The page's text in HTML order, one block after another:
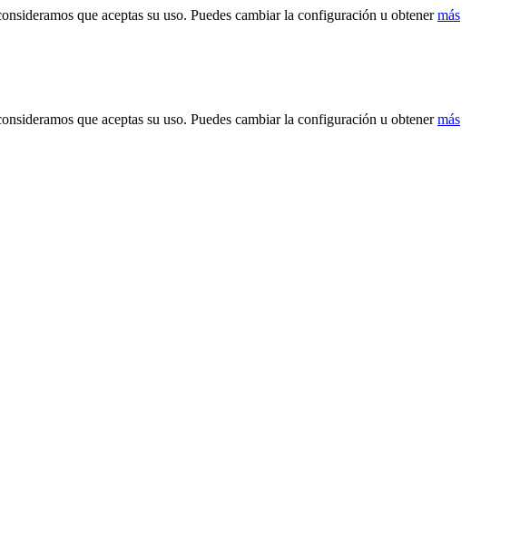
que aceptas su uso. Puedes cambiar la configuración u obtenermás
que aceptas su uso. Puedes cambiar la configuración u obtenermás